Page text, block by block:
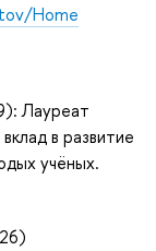
Home
Лауреат
в развитие
учёных.